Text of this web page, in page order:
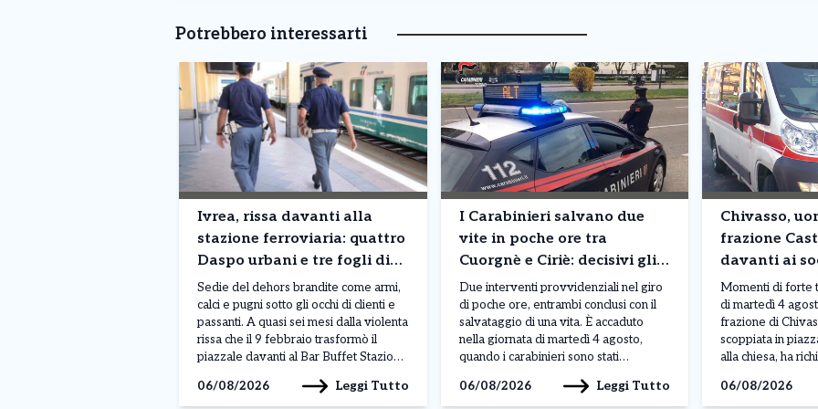
Potrebbero interessarti
Ivrea, rissa davanti alla
stazione ferroviaria: quattro
Daspo urbani e tre fogli di
via per sette giovani
Sedie del dehors brandite come armi,
calci e pugni sotto gli occhi di clienti e
passanti. A quasi sei mesi dalla violenta
rissa che il 9 febbraio trasformò il
piazzale davanti al Bar Buffet Stazione
sette giovani sono scattati i
06/08/2026 Leggi Tutto
I Carabinieri salvano due
vite in poche ore tra
Cuorgnè e Ciriè: decisivi gli
interventi su un motociclista
e un 76enne
Due interventi provvidenziali nel giro
di poche ore, entrambi conclusi con il
salvataggio di una vita. È accaduto
nella giornata di martedì 4 agosto,
quando i carabinieri sono stati
Cuorgnè e Ciriè, confermando ancora
06/08/2026 Leggi Tutto
Chivasso,
frazione
davanti ai
118
Momenti di forte
di martedì 4
frazione di
scoppiata in
alla chiesa, ha
radiomobile di
06/08/2026